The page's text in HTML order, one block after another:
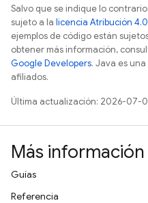
Salvo que se indique lo
sujeto a la licencia Atribución
ejemplos de código están
obtener más información,
Google Developers. Java es
afiliados.
Última actualización: 2026-07-
Más información
Guías
Referencia